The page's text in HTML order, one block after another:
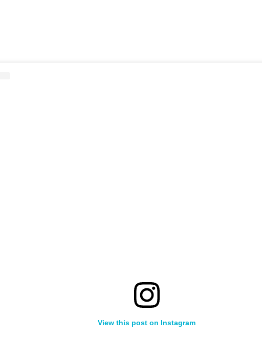
View this post on Instagram